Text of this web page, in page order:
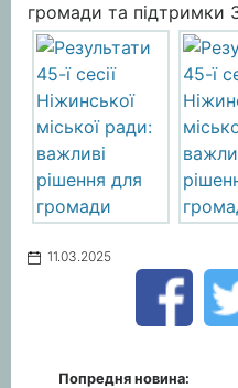
громади та підтримки
11.03.2025
Попредня новина: